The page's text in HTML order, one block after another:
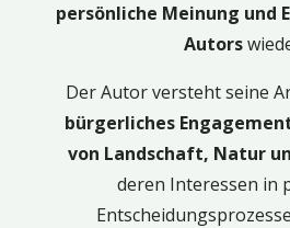
persönliche Meinung und
Autors
Der Autor versteht seine
bürgerliches
von Landschaft, Natur
deren Interessen in